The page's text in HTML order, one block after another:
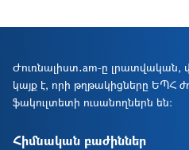
Ժուռնալիստ․am-ը լրատվական,
կայք է, որի թղթակիցները ԵՊՀ
ֆակուլտետի ուսանողներն են։
Հիմնական բաժիններ